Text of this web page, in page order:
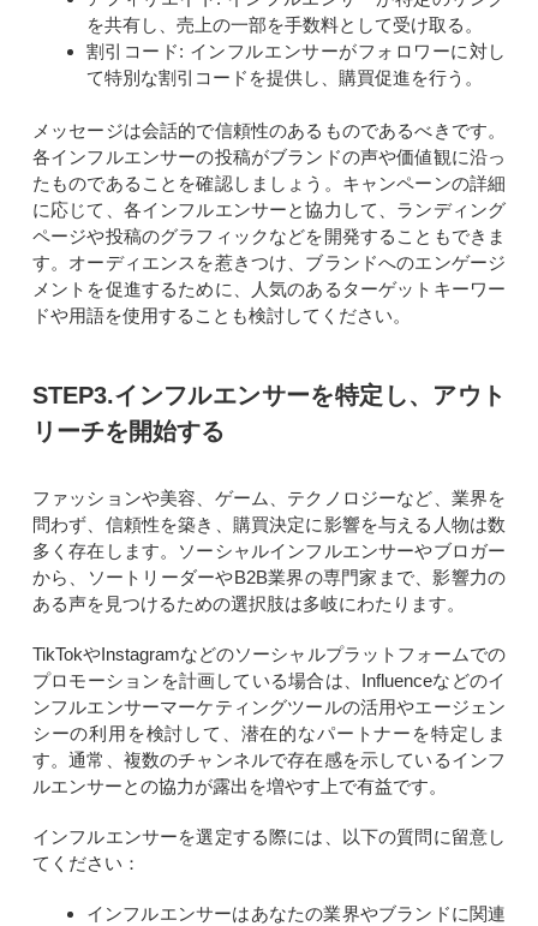
を共有し、売上の一部を手数料として受け取る。
割引コード: インフルエンサーがフォロワーに対し
て特別な割引コードを提供し、購買促進を行う。
メッセージは会話的で信頼性のあるものであるべきです。
各インフルエンサーの投稿がブランドの声や価値観に沿っ
たものであることを確認しましょう。キャンペーンの詳細
に応じて、各インフルエンサーと協力して、ランディング
ページや投稿のグラフィックなどを開発することもできま
す。オーディエンスを惹きつけ、ブランドへのエンゲージ
メントを促進するために、人気のあるターゲットキーワー
ドや用語を使用することも検討してください。
STEP3.インフルエンサーを特定し、アウト
リーチを開始する
ファッションや美容、ゲーム、テクノロジーなど、業界を
問わず、信頼性を築き、購買決定に影響を与える人物は数
多く存在します。ソーシャルインフルエンサーやブロガー
から、ソートリーダーやB2B業界の専門家まで、影響力の
ある声を見つけるための選択肢は多岐にわたります。
TikTokやInstagramなどのソーシャルプラットフォームでの
プロモーションを計画している場合は、Influenceなどのイ
ンフルエンサーマーケティングツールの活用やエージェン
シーの利用を検討して、潜在的なパートナーを特定しま
す。通常、複数のチャンネルで存在感を示しているインフ
ルエンサーとの協力が露出を増やす上で有益です。
インフルエンサーを選定する際には、以下の質問に留意し
てください：
インフルエンサーはあなたの業界やブランドに関連